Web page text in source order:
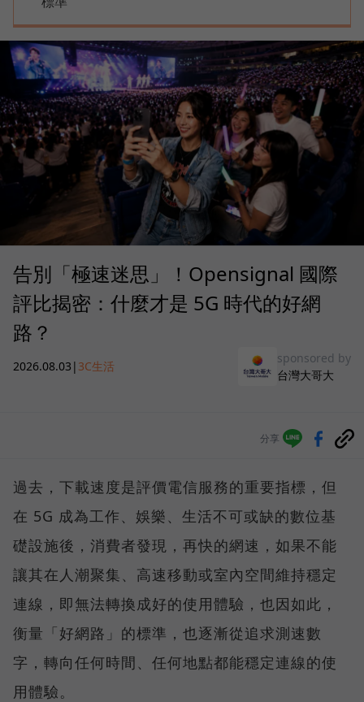
告別「極速迷思」！Opensignal 國際
評比揭密：什麼才是 5G 時代的好網
路？
2026.08.03 | 3C生活
sponsored by
台灣大哥大
分享
過去，下載速度是評價電信服務的重要指標，但
在 5G 成為工作、娛樂、生活不可或缺的數位基
礎設施後，消費者發現，再快的網速，如果不能
讓其在人潮聚集、高速移動或室內空間維持穩定
連線，即無法轉換成好的使用體驗，也因如此，
衡量「好網路」的標準，也逐漸從追求測速數
字，轉向任何時間、任何地點都能穩定連線的使
用體驗。